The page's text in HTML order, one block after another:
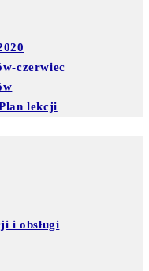
czerwiec
lekcji
i obsługi